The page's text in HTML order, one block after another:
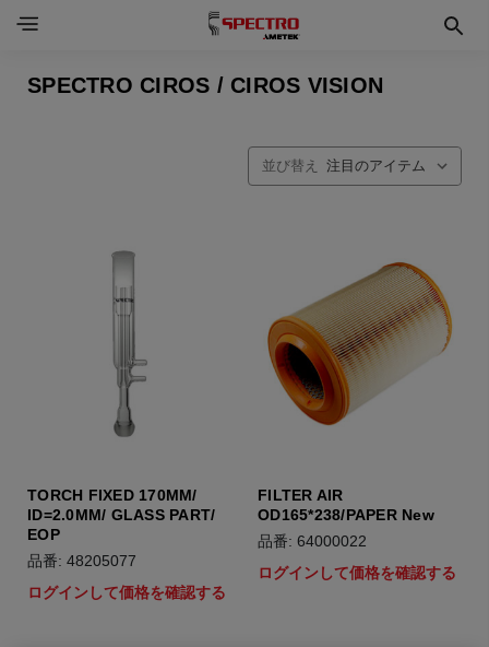
SPECTRO CIROS / CIROS VISION
並び替え
TORCH FIXED 170MM/
ID=2.0MM/ GLASS PART/
EOP
品番: 48205077
ログインして価格を確認する
FILTER AIR
OD165*238/PAPER New
品番: 64000022
ログインして価格を確認する